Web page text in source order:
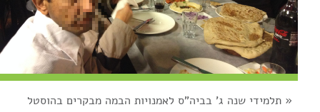
« תלמידי שנה ג' בביה"ס לאמנויות הבמה מבקרים בהוסטל